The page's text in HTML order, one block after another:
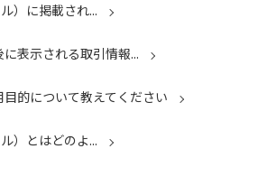
）に掲載され...
表示される取引情報...
的について教えてください
）とはどのよ...